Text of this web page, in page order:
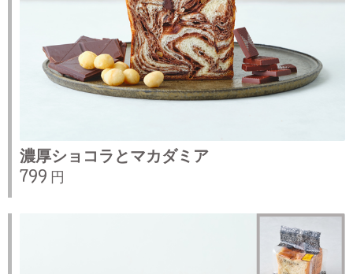
濃厚ショコラとマカダミア
799 円